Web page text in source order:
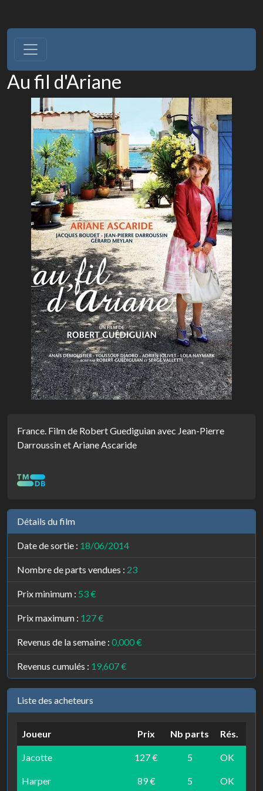
Au fil d'Ariane
France. Film de Robert Guediguian avec Jean-Pierre
Darroussin et Ariane Ascaride
Détails du film
Date de sortie : 18/06/2014
Nombre de parts vendues : 23
Prix minimum : 53 €
Prix maximum : 127 €
Revenus de la semaine : 0,000 €
Revenus cumulés : 19,607 €
Liste des acheteurs
Joueur Prix Nb parts Rés.
Jacotte 127 € 5 OK
Harper 89 € 5 OK